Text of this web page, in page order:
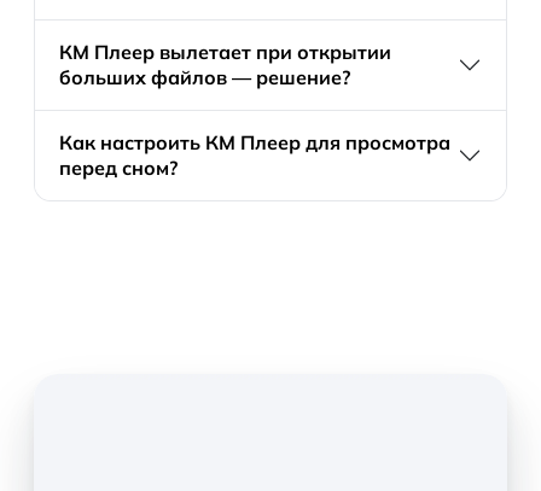
КМ Плеер вылетает при открытии
больших файлов — решение?
Как настроить КМ Плеер для просмотра
перед сном?